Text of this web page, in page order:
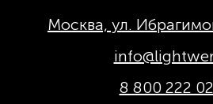
Москва, ул.
8 800 222